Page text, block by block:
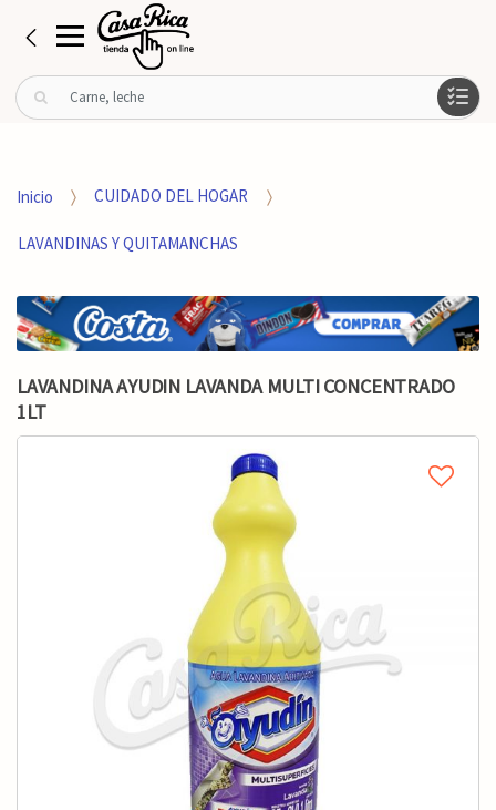
B
u
r
o
:
Inicio CUIDADO DEL HOGAR
LAVANDINAS Y QUITAMANCHAS
LAVANDINA AYUDIN LAVANDA MULTI CONCENTRADO
1LT